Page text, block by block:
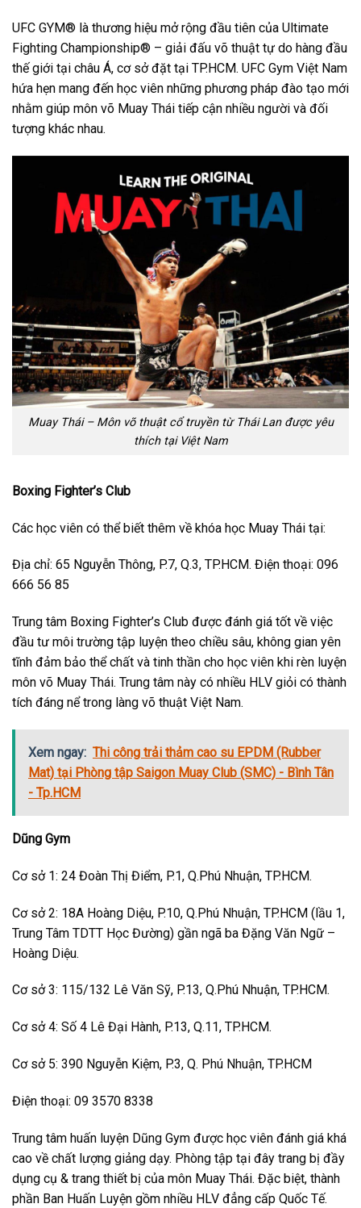
UFC GYM® là thương hiệu mở rộng đầu tiên của Ultimate
Fighting Championship® – giải đấu võ thuật tự do hàng đầu
thế giới tại châu Á, cơ sở đặt tại TP.HCM. UFC Gym Việt Nam
hứa hẹn mang đến học viên những phương pháp đào tạo mới
nhằm giúp môn võ Muay Thái tiếp cận nhiều người và đối
tượng khác nhau.
Muay Thái – Môn võ thuật cổ truyền từ Thái Lan được yêu
thích tại Việt Nam
Boxing Fighter’s Club
Các học viên có thể biết thêm về khóa học Muay Thái tại:
Địa chỉ: 65 Nguyễn Thông, P.7, Q.3, TP.HCM. Điện thoại: 096
666 56 85
Trung tâm Boxing Fighter’s Club được đánh giá tốt về việc
đầu tư môi trường tập luyện theo chiều sâu, không gian yên
tĩnh đảm bảo thể chất và tinh thần cho học viên khi rèn luyện
môn võ Muay Thái. Trung tâm này có nhiều HLV giỏi có thành
tích đáng nể trong làng võ thuật Việt Nam.
Xem ngay: Thi công trải thảm cao su EPDM (Rubber
Mat) tại Phòng tập Saigon Muay Club (SMC) - Bình Tân
- Tp.HCM
Dũng Gym
Cơ sở 1: 24 Đoàn Thị Điểm, P.1, Q.Phú Nhuận, TP.HCM.
Cơ sở 2: 18A Hoàng Diệu, P.10, Q.Phú Nhuận, TP.HCM (lầu 1,
Trung Tâm TDTT Học Đường) gần ngã ba Đặng Văn Ngữ –
Hoàng Diệu.
Cơ sở 3: 115/132 Lê Văn Sỹ, P.13, Q.Phú Nhuận, TP.HCM.
Cơ sở 4: Số 4 Lê Đại Hành, P.13, Q.11, TP.HCM.
Cơ sở 5: 390 Nguyễn Kiệm, P.3, Q. Phú Nhuận, TP.HCM
Điện thoại: 09 3570 8338
Trung tâm huấn luyện Dũng Gym được học viên đánh giá khá
cao về chất lượng giảng dạy. Phòng tập tại đây trang bị đầy
dụng cụ & trang thiết bị của môn Muay Thái. Đặc biệt, thành
phần Ban Huấn Luyện gồm nhiều HLV đẳng cấp Quốc Tế.